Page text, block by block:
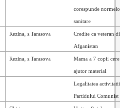
corespunde
sanitare
Rezina, s.Tarasova Credite ca veteran
Afganistan
Rezina, s.Tarasova Mama a 7 copii cere
ajutor material
Legalitatea activitatii
Partidului Comunist